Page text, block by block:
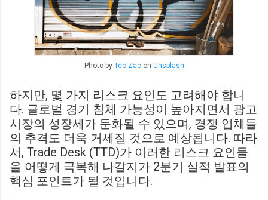
Photo by Teo Zacon Unsplash
하지만, 몇 가지 리스크 요인도 고려해야 합니
다. 글로벌 경기 침체 가능성이 높아지면서 광고
시장의 성장세가 둔화될 수 있으며, 경쟁 업체들
의 추격도 더욱 거세질 것으로 예상됩니다. 따라
서, Trade Desk (TTD)가 이러한 리스크 요인들
을 어떻게 극복해 나갈지가 2분기 실적 발표의
핵심 포인트가 될 것입니다.